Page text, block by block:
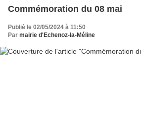
Commémoration du 08 mai
Publié le 02/05/2024 à 11:50
Par mairie d'Echenoz-la-Méline